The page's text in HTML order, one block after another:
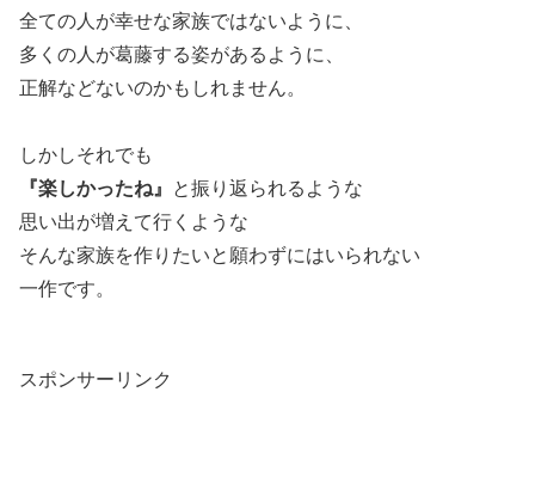
全ての人が幸せな家族ではないように、
多くの人が葛藤する姿があるように、
正解などないのかもしれません。
しかしそれでも
『楽しかったね』
と振り返られるような
思い出が増えて行くような
そんな家族を作りたいと願わずにはいられない
一作です。
スポンサーリンク